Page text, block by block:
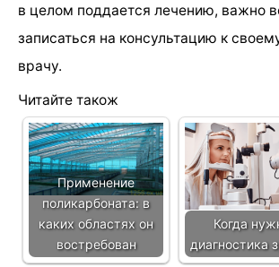
в целом поддается лечению, важно
записаться на консультацию к
врачу.
Читайте також
Применение
поликарбоната: в
каких областях он
востребован
Когда
диагностика